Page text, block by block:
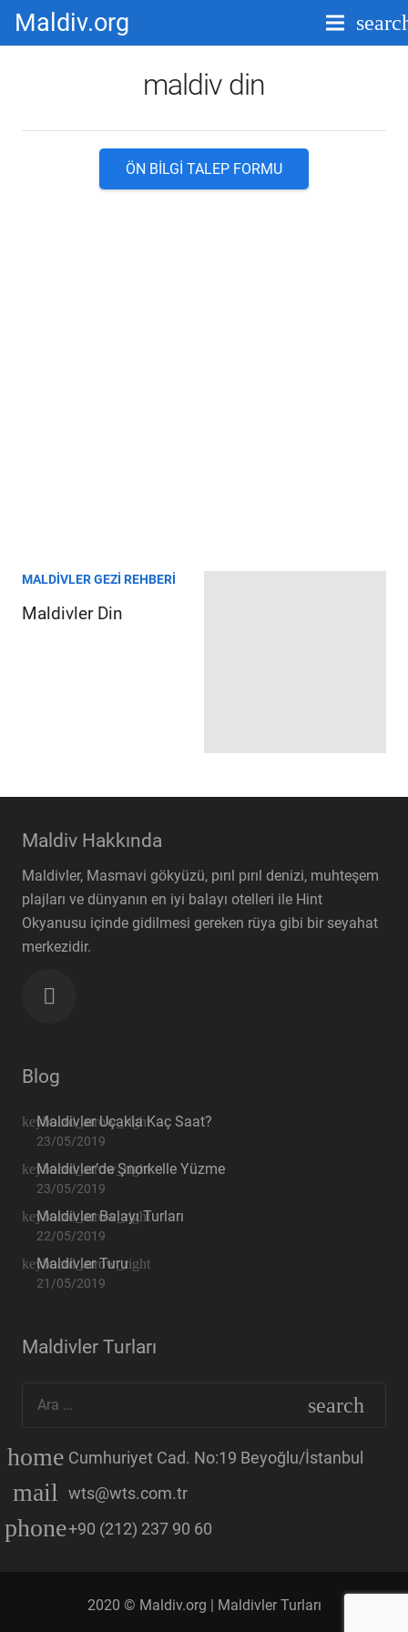
Maldiv.org
maldiv din
ÖN BILGI TALEP FORMU
MALDIVLER GEZI REHBERI
Maldivler Din
Maldiv Hakkında
Maldivler, Masmavi gökyüzü, pırıl pırıl denizi, muhteşem
plajları ve dünyanın en iyi balayı otelleri ile Hint
Okyanusu içinde gidilmesi gereken rüya gibi bir seyahat
merkezidir.
Blog
Maldivler Uçakla Kaç Saat?
23/05/2019
Maldivler’de Şnorkelle Yüzme
23/05/2019
Maldivler Balayı Turları
22/05/2019
Maldivler Turu
21/05/2019
Maldivler Turları
home Cumhuriyet Cad. No:19 Beyoğlu/İstanbul
mail wts@wts.com.tr
phone+90 (212) 237 90 60
2020 © Maldiv.org | Maldivler Turları